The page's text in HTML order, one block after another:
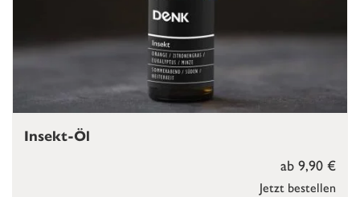
Jetzt bestellen
ab 9,90 €
Insekt-Öl